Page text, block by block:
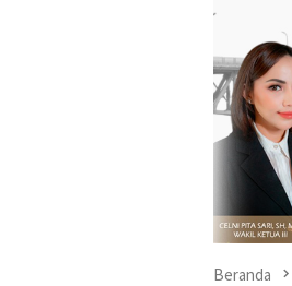
Beranda